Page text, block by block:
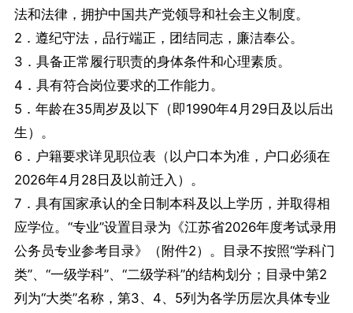
法和法律，拥护中国共产党领导和社会主义制度。
2．遵纪守法，品行端正，团结同志，廉洁奉公。
3．具备正常履行职责的身体条件和心理素质。
4．具有符合岗位要求的工作能力。
5．年龄在35周岁及以下（即1990年4月29日及以后出
生）。
6．户籍要求详见职位表（以户口本为准，户口必须在
2026年4月28日及以前迁入）。
7．具有国家承认的全日制本科及以上学历，并取得相
应学位。“专业”设置目录为《江苏省2026年度考试录用
公务员专业参考目录》（附件2）。目录不按照“学科门
类”、“一级学科”、“二级学科”的结构划分；目录中第2
列为“大类”名称，第3、4、5列为各学历层次具体专业